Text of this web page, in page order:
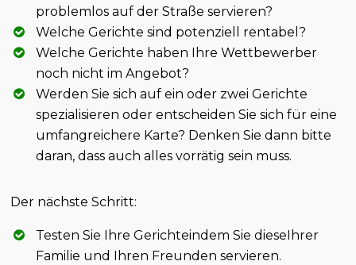
problemlos auf der Straße servieren?
Welche Gerichte sind potenziell rentabel?
Welche Gerichte haben Ihre Wettbewerber
noch nicht im Angebot?
Werden Sie sich auf ein oder zwei Gerichte
spezialisieren oder entscheiden Sie sich für eine
umfangreichere Karte? Denken Sie dann bitte
daran, dass auch alles vorrätig sein muss.
Der nächste Schritt:
Testen Sie Ihre Gerichteindem Sie dieseIhrer
Familie und Ihren Freunden servieren.